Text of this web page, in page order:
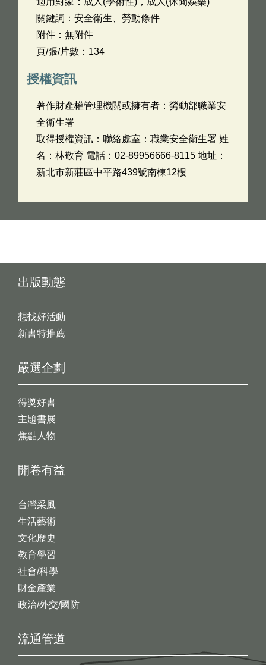
關鍵詞：安全衛生、勞動條件
附件：無附件
頁/張/片數：134
授權資訊
著作財產權管理機關或擁有者：勞動部職業安
全衛生署
取得授權資訊：聯絡處室：職業安全衛生署 姓
名：林敬育 電話：02-89956666-8115 地址：
新北市新莊區中平路439號南棟12樓
出版動態
想找好活動
新書特推薦
開卷有益
台灣采風
生活藝術
文化歷史
教育學習
社會/科學
財金產業
政治/外交/國防
嚴選企劃
得獎好書
主題書展
焦點人物
流通管道